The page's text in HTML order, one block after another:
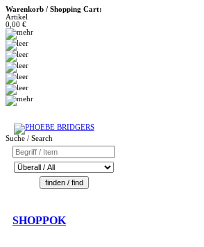
Warenkorb / Shopping Cart:
Artikel
0,00 €
Suche / Search
SHOPPOK